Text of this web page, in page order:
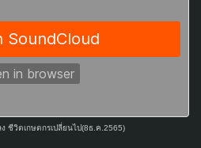
ชีวิตเกษตกรเปลี่ยนไป(8ธ.ค.2565)